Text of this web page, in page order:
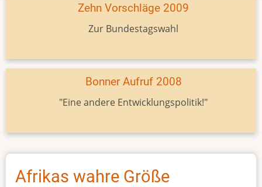
Zehn Vorschläge 2009
Zur Bundestagswahl
Bonner Aufruf 2008
"Eine andere Entwicklungspolitik!"
Afrikas wahre Größe